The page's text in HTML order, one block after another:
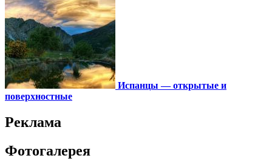
Испанцы — открытые и
поверхностные
Реклама
Фотогалерея